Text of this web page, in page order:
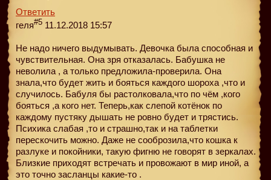
Ответить
геля#5 11.12.2018 15:57
Не надо ничего выдумывать. Девочка была способная и
чувствительная. Она зря отказалась. Бабушка не
неволила , а только предложила-проверила. Она
знала,что будет жить и бояться каждого шороха ,что и
случилось. Бабуля бы растолковала,что по чём ,кого
бояться ,а кого нет. Теперь,как слепой котёнок по
каждому пустяку дышать не ровно будет и трястись.
Психика слабая ,то и страшно,так и на таблетки
перескочить можно. Даже не сооброзила,что кошка к
разлуке и покойники, такую фигню не говорят в зеркалах.
Близкие приходят встречать и провожают в мир иной, а
это точно засланцы какие-то .